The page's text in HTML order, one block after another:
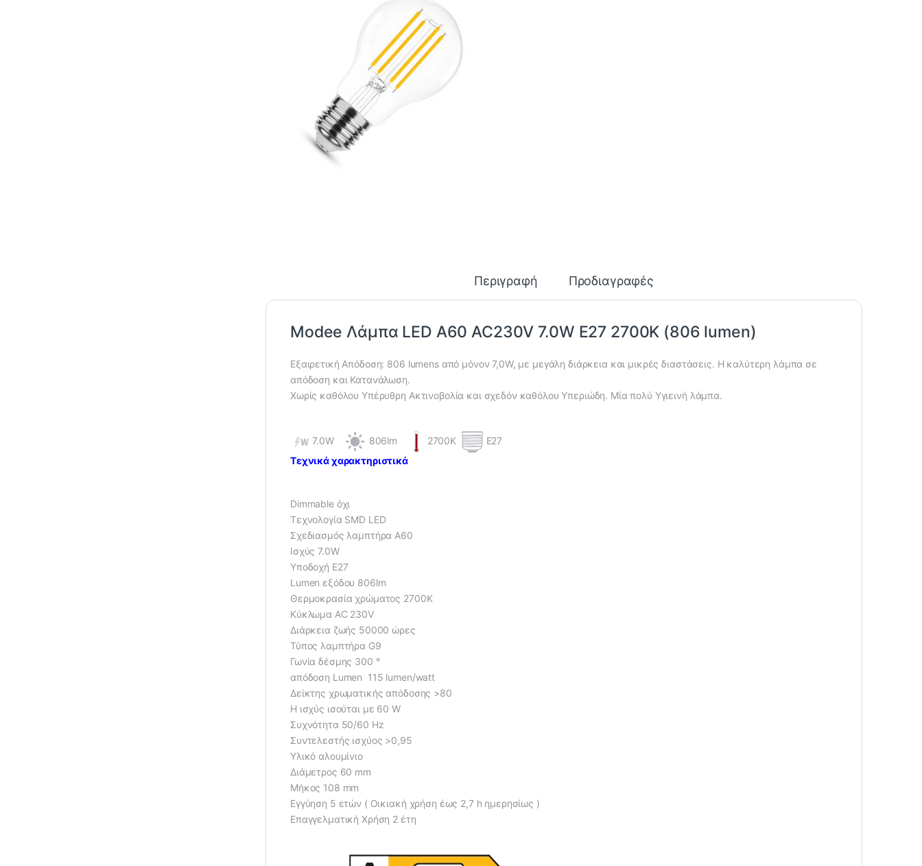
Περιγραφή Προδιαγραφές
Modee Λάμπα LED A60 AC230V 7.0W E27 2700K (806 lumen)
Εξαιρετική Απόδοση: 806 lumens από μόνον 7,0W, με μεγάλη διάρκεια και μικρές διαστάσεις. Η καλύτερη λάμπα σε
απόδοση και Κατανάλωση.
Χωρίς καθόλου Υπέρυθρη Ακτινοβολία και σχεδόν καθόλου Υπεριώδη. Μία πολύ Υγιεινή λάμπα.
7.0W 806lm 2700K
E27
Τεχνικά χαρακτηριστικά
Dimmable όχι
Τεχνολογία SMD LED
Σχεδιασμός λαμπτήρα Α60
Ισχύς 7.0W
Υποδοχή Ε27
Lumen εξόδου 806lm
Θερμοκρασία χρώματος 2700K
Κύκλωμα AC 230V
Διάρκεια ζωής 50000 ώρες
Τύπος λαμπτήρα G9
Γωνία δέσμης 300 °
απόδοση Lumen 115 lumen/watt
Δείκτης χρωματικής απόδοσης >80
Η ισχύς ισούται με 60 W
Συχνότητα 50/60 Hz
Συντελεστής ισχύος >0,95
Υλικό αλουμίνιο
Διάμετρος 60 mm
Μήκος 108 mm
Εγγύηση 5 ετών ( Οικιακή χρήση έως 2,7 h ημερησίως )
Επαγγελματική Χρήση 2 έτη